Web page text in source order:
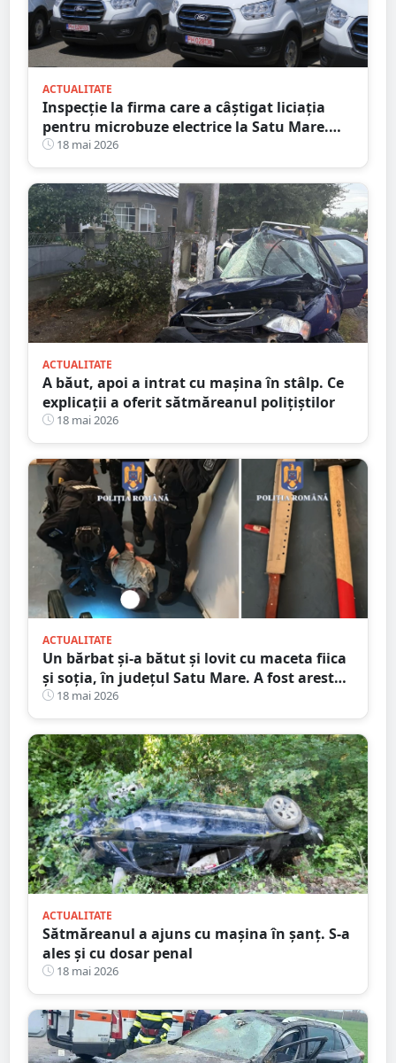
ACTUALITATE
Inspecție la firma care a câștigat liciația
pentru microbuze electrice la Satu Mare.
Consiliul Concurenței a intrat pe fir
18 mai 2026
ACTUALITATE
A băut, apoi a intrat cu mașina în stâlp. Ce
explicații a oferit sătmăreanul polițiștilor
18 mai 2026
ACTUALITATE
Un bărbat și-a bătut și lovit cu maceta fiica
și soția, în județul Satu Mare. A fost arestat
preventiv
18 mai 2026
ACTUALITATE
Sătmăreanul a ajuns cu mașina în șanț. S-a
ales și cu dosar penal
18 mai 2026